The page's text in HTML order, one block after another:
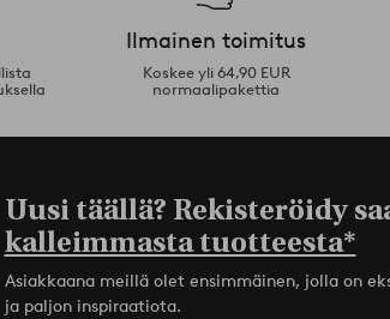
Ilmainen toimitus
Koskee yli 64,90 EUR
normaalipakettia
Uusi täällä? Rekisteröidy
kalleimmasta tuotteesta*
Asiakkaana meillä olet ensimmäinen, jolla on
ja paljon inspiraatiota.